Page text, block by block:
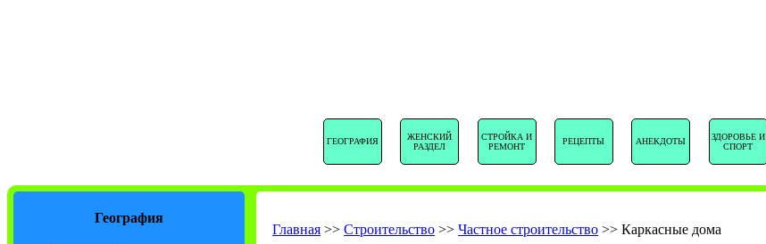
ГЕОГРАФИЯ
ЖЕНСКИЙ
РАЗДЕЛ
СТРОЙКА И
РЕМОНТ
РЕЦЕПТЫ АНЕКДОТЫ
ЗДОРОВЬЕ И
СПОРТ
География
Главная >>Строительство >>Частное строительство >>Каркасные дома